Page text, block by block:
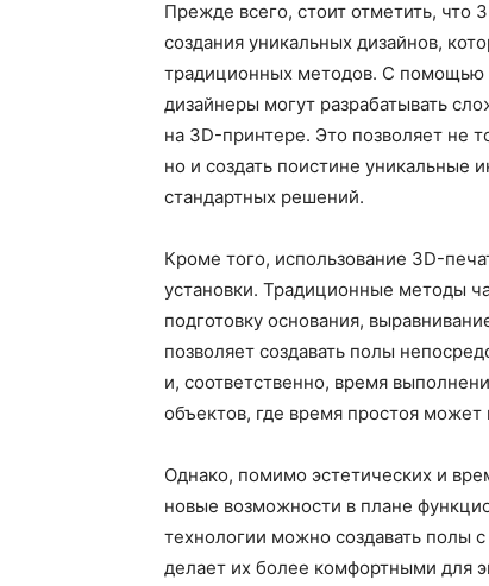
Прежде всего, стоит отметить, что
создания уникальных дизайнов,
традиционных методов. С помощью
дизайнеры могут разрабатывать
на 3D-принтере. Это позволяет не
но и создать поистине уникальные
стандартных решений.
Кроме того, использование 3D-
установки. Традиционные методы
подготовку основания,
позволяет создавать полы
и, соответственно, время
объектов, где время простоя
Однако, помимо эстетических и
новые возможности в плане
технологии можно создавать полы
делает их более комфортными для